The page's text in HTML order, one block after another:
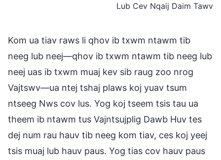
Lub Cev Nqaij Daim Tawv
Kom ua tiav raws li qhov ib txwm ntawm tib
neeg lub neej—qhov ib txwm ntawm tib neeg lub
neej uas ib txwm muaj kev sib raug zoo nrog
Vajtswv—ua ntej tshaj plaws koj yuav tsum
ntseeg Nws cov lus. Yog koj tseem tsis tau ua
theem ib ntawm tus Vajntsujplig Dawb Huv tes
dej num rau hauv tib neeg kom tiav, ces koj yeej
tsis muaj lub hauv paus. Yog tias cov hauv paus